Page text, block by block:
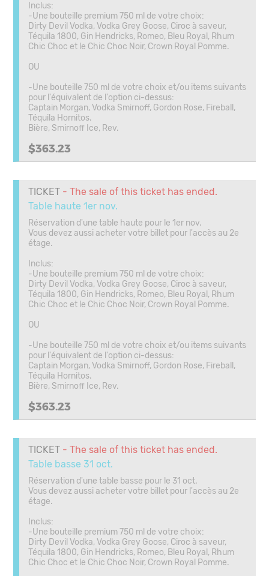
Inclus:
-Une bouteille premium 750 ml de votre choix:
Dirty Devil Vodka, Vodka Grey Goose, Ciroc à saveur,
Téquila 1800, Gin Hendricks, Romeo, Bleu Royal, Rhum
Chic Choc et le Chic Choc Noir, Crown Royal Pomme.
OU
-Une bouteille 750 ml de votre choix et/ou items suivants
pour l'équivalent de l'option ci-dessus:
Captain Morgan, Vodka Smirnoff, Gordon Rose, Fireball,
Téquila Hornitos.
Bière, Smirnoff Ice, Rev.
$363.23
TICKET - The sale of this ticket has ended.
Table haute 1er nov.
Réservation d'une table haute pour le 1er nov.
Vous devez aussi acheter votre billet pour l'accès au 2e
étage.
Inclus:
-Une bouteille premium 750 ml de votre choix:
Dirty Devil Vodka, Vodka Grey Goose, Ciroc à saveur,
Téquila 1800, Gin Hendricks, Romeo, Bleu Royal, Rhum
Chic Choc et le Chic Choc Noir, Crown Royal Pomme.
OU
-Une bouteille 750 ml de votre choix et/ou items suivants
pour l'équivalent de l'option ci-dessus:
Captain Morgan, Vodka Smirnoff, Gordon Rose, Fireball,
Téquila Hornitos.
Bière, Smirnoff Ice, Rev.
$363.23
TICKET - The sale of this ticket has ended.
Table basse 31 oct.
Réservation d'une table basse pour le 31 oct.
Vous devez aussi acheter votre billet pour l'accès au 2e
étage.
Inclus:
-Une bouteille premium 750 ml de votre choix:
Dirty Devil Vodka, Vodka Grey Goose, Ciroc à saveur,
Téquila 1800, Gin Hendricks, Romeo, Bleu Royal, Rhum
Chic Choc et le Chic Choc Noir, Crown Royal Pomme.